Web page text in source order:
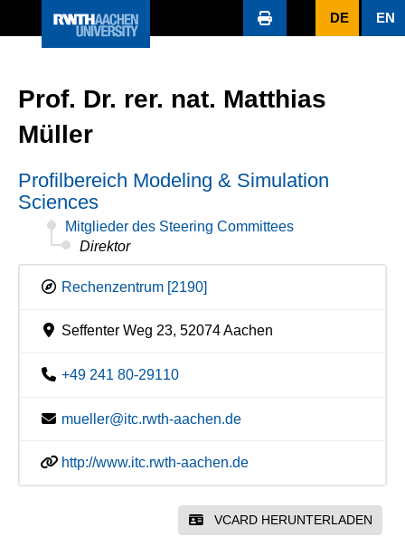
DE EN
Prof. Dr. rer. nat. Matthias
Müller
Profilbereich Modeling & Simulation
Sciences
Mitglieder des Steering Committees
Direktor
Rechenzentrum [2190]
Seffenter Weg 23, 52074 Aachen
+49 241 80-29110
mueller@itc.rwth-aachen.de
http://www.itc.rwth-aachen.de
VCARD HERUNTERLADEN